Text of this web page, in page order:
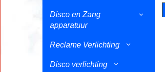
Disco en Zang
apparatuur
Reclame Verlichting
Disco verlichting